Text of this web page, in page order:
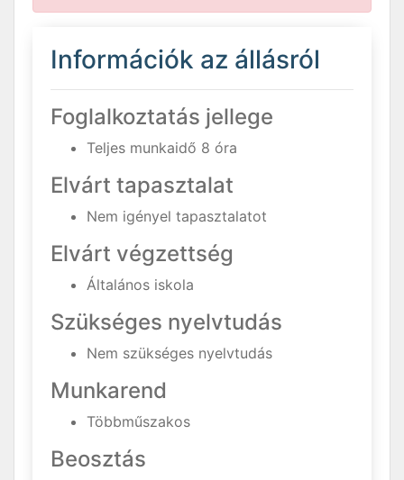
Információk az állásról
Foglalkoztatás jellege
Teljes munkaidő 8 óra
Elvárt tapasztalat
Nem igényel tapasztalatot
Elvárt végzettség
Általános iskola
Szükséges nyelvtudás
Nem szükséges nyelvtudás
Munkarend
Többműszakos
Beosztás